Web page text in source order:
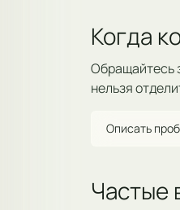
Когда
Обращайтесь
нельзя
Описать
Частые